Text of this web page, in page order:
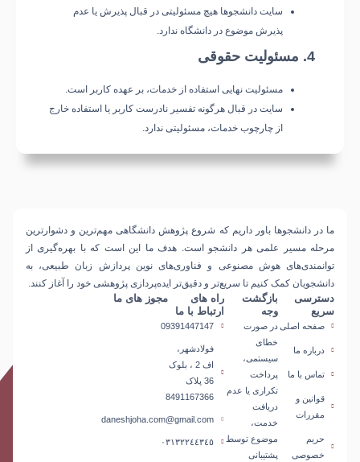
سایت دانشجوها هیچ مسئولیتی در قبال پذیرش یا عدم
پذیرش موضوع در دانشگاه ندارد.
4. مسئولیت حقوقی
مسئولیت نهایی استفاده از خدمات، بر عهده کاربر است.
سایت در قبال هرگونه تفسیر نادرست کاربر یا استفاده خارج
از چارچوب خدمات، مسئولیتی ندارد.
ما در دانشجوها باور داریم که شروع پژوهش دانشگاهی مهم‌ترین و دشوارترین
مرحله مسیر علمی هر دانشجو است . هدف ما این است که با بهره‌گیری از
توانمندی‌هایهوش مصنوعی و فناوری‌های نوین پردازش زبان طبیعی، به
دانشجویان کمک کنیم تا سریع‌تر و دقیق‌تر ایده‌پردازی پژوهشی خود را آغاز کنند.
دسترسی
سریع
صفحه اصلی
درباره‎ ما
تماس با ما
قوانین و
مقررات
حریم
خصوصی
بازگشت
وجه
در صورت
خطای
سیستمی،
پرداخت
تکراری یا عدم
دریافت
خدمت،
موضوع توسط
پشتیبانی
راه های
ارتباط با ما
09391447147
فولادشهر،
اف 2 ، بلوک
36 پلاک
8491167366
daneshjoha.com@gmail.com
٠٣١٣٢٢٤٤٣٤٥
مجوز های ما